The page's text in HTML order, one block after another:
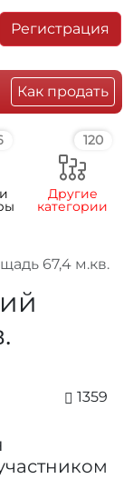
Регистрация
Как продать
120
Другие
категории
67,4 м.кв.
1359